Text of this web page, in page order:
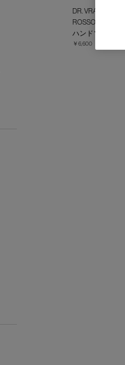
DR. VRANJES (
ROSSO NOBILE
ハンドソープ
￥6,600